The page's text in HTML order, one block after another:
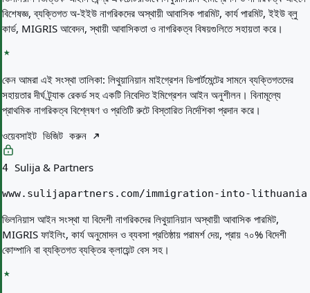
বিশেষজ্ঞ, ব্যক্তিগত অ-ইইউ নাগরিকদের অস্থায়ী আবাসিক পারমিট, কার্য পারমিট, ইইউ ব্লু
কার্ড, MIGRIS আবেদন, স্থায়ী আবাসিকতা ও নাগরিকত্ব বিষয়গুলিতে সহায়তা করে।
কেন আমরা এই সংস্থা তালিকা: লিথুয়ানিয়ান মাইগ্রেশন ডিপার্টমেন্টের সামনে ব্যক্তিগতদের
সহায়তার দীর্ঘ ট্র্যাক রেকর্ড সহ একটি নিবেদিত ইমিগ্রেশন আইন অনুশীলন। বিনামূল্যে
প্রাথমিক নাগরিকত্ব বিশ্লেষণ ও প্রতিটি রুটে বিস্তারিত নির্দেশিকা প্রদান করে।
ওয়েবসাইট ভিজিট করুন
4 Sulija & Partners
www.sulijapartners.com/immigration-into-lithuania
ভিলনিয়াস আইন সংস্থা যা বিদেশী নাগরিকদের লিথুয়ানিয়ান অস্থায়ী আবাসিক পারমিট,
MIGRIS ফাইলিং, কার্য অনুমোদন ও ব্যবসা প্রতিষ্ঠায় পরামর্শ দেয়, প্রায় ৭০% বিদেশী
কোম্পানি বা ব্যক্তিগত ব্যক্তির ক্লায়েন্ট বেস সহ।